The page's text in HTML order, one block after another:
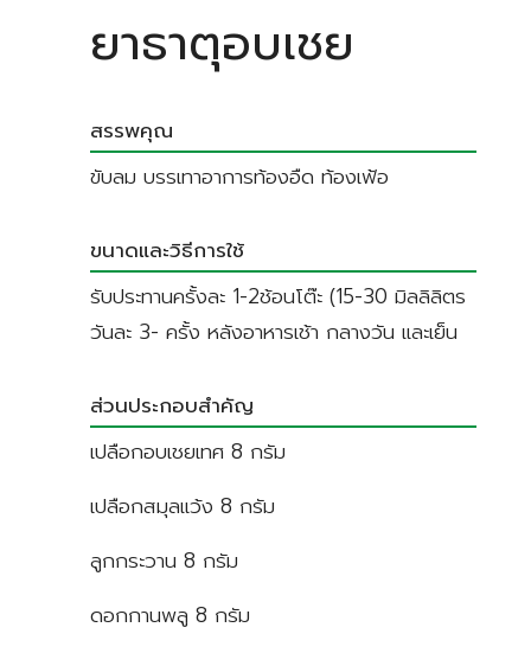
ยาธาตุอบเชย
สรรพคุณ
ขับลม บรรเทาอาการท้องอืด ท้องเฟ้อ
ขนาดและวิธีการใช้
รับประทานครั้งละ 1-2ช้อนโต๊ะ (15-30 มิลลิลิตร
วันละ 3- ครั้ง หลังอาหารเช้า กลางวัน และเย็น
ส่วนประกอบสำคัญ
เปลือกอบเชยเทศ 8 กรัม
เปลือกสมุลแว้ง 8 กรัม
ลูกกระวาน 8 กรัม
ดอกกานพลู 8 กรัม